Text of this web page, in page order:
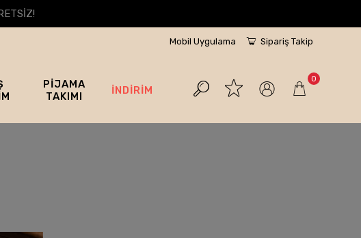
Mobil Uygulama Sipariş Takip
PİJAMA
TAKIMI
İNDİRİM
0